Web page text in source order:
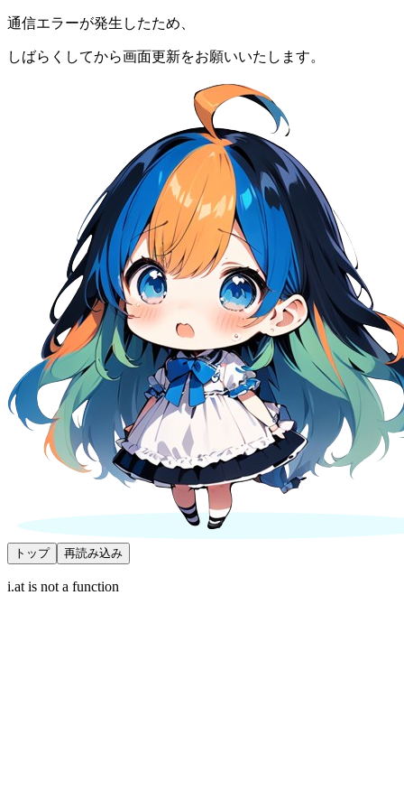
通信エラーが発生したため、
しばらくしてから画面更新をお願いいたします。
トップ 再読み込み
i.at is not a function